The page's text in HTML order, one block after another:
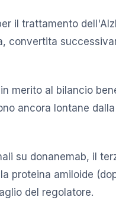
il trattamento
convertita
merito al bilancio
ancora lontane dalla
su donanemab, il
proteina amiloide
del regolatore.